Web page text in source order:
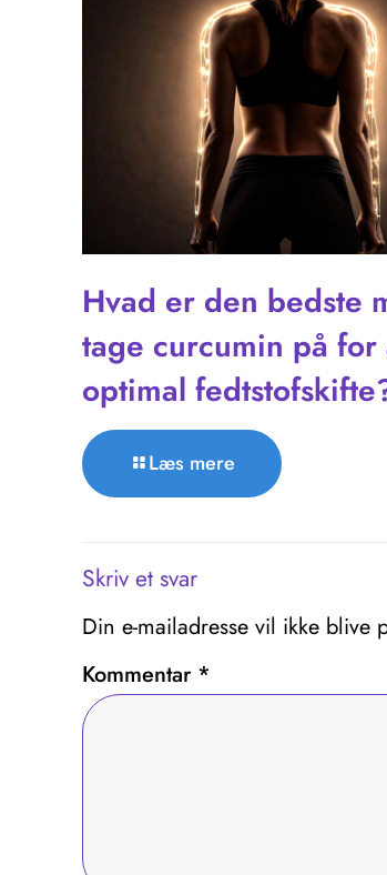
Hvad er den bedste
tage curcumin på for
optimal
Læs mere
Skriv et svar
Din e-mailadresse vil ikke blive
Kommentar *